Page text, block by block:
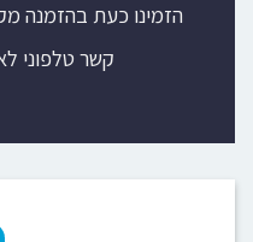
הזמינו כעת בהזמנה
קשר טלפוני